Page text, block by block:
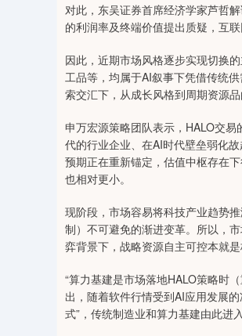
对此，东吴证券首席经济学家芦哲
的利润率及终端价值提出质疑，互
因此，近期市场风格逐步实现切换
工品等，均属于AI叙事下凭借传统
索交汇下，从成长风格到周期资源品
申万宏源策略团队表示，HALO交
代的行业企业、在AI时代壁垒弱化
预期正在重新锚定，估值中枢存在
也相对更小。
现阶段，市场容易将科技产业趋势
制）不可避免的渐进变革。所以，
弈背景下，战略资源自主可控本就
“算力基建是市场落地HALO策略时
出，随着软件行情受到AI应用发展
式”，传统制造业和算力基建由此进